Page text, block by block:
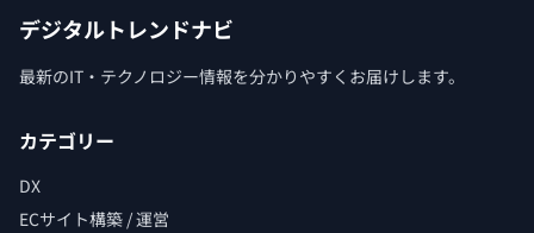
デジタルトレンドナビ
最新のIT・テクノロジー情報を分かりやすくお届けします。
カテゴリー
DX
ECサイト構築 / 運営